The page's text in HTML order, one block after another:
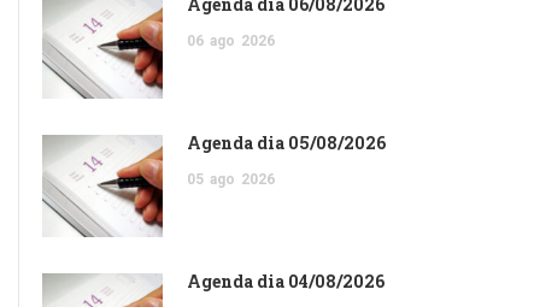
06 ago 2026
Agenda dia 05/08/2026
05 ago 2026
Agenda dia 04/08/2026